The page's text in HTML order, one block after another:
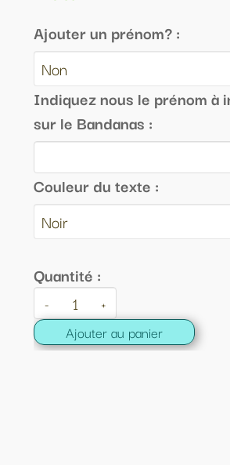
Ajouter un prénom? :
Indiquez nous le prénom à
sur le Bandanas :
Couleur du texte :
Quantité :
- +
Ajouter au panier